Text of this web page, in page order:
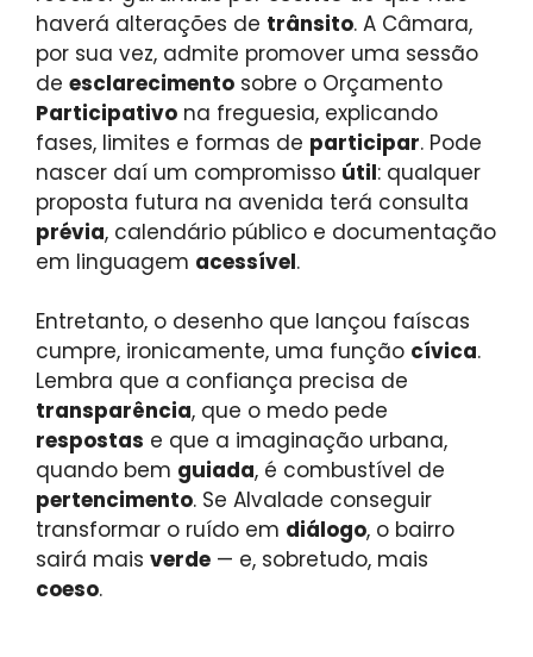
haverá alterações de trânsito. A Câmara,
por sua vez, admite promover uma sessão
de esclarecimento sobre o Orçamento
Participativo na freguesia, explicando
fases, limites e formas de participar. Pode
nascer daí um compromisso útil: qualquer
proposta futura na avenida terá consulta
prévia, calendário público e documentação
em linguagem acessível.
Entretanto, o desenho que lançou faíscas
cumpre, ironicamente, uma função cívica.
Lembra que a confiança precisa de
transparência, que o medo pede
respostas e que a imaginação urbana,
quando bem guiada, é combustível de
pertencimento. Se Alvalade conseguir
transformar o ruído em diálogo, o bairro
sairá mais verde — e, sobretudo, mais
coeso.